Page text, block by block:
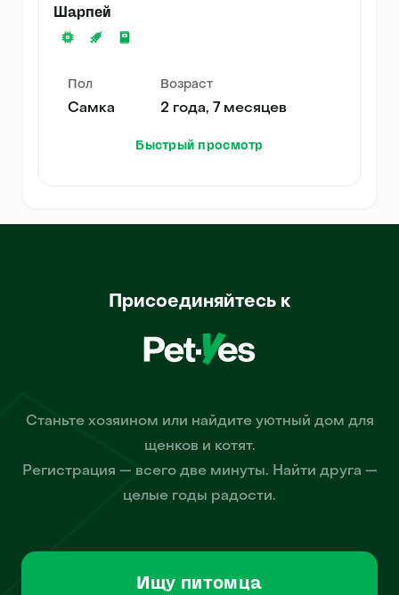
Шарпей
Пол
Самка
Возраст
2 года, 7 месяцев
Быстрый просмотр
Присоединяйтесь к
Станьте хозяином или найдите уютный дом для
щенков и котят.
Регистрация — всего две минуты. Найти друга —
целые годы радости.
Ищу питомца